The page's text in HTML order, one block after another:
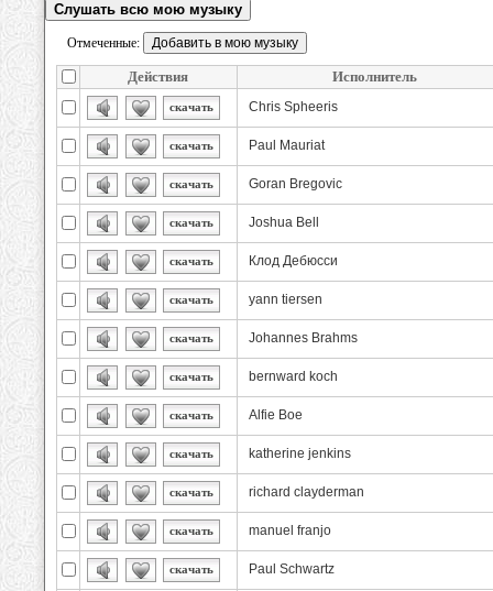
Слушать всю мою музыку
Отмеченные:
Действия Исполнитель
скачать Chris Spheeris
скачать Paul Mauriat
скачать Goran Bregovic
скачать Joshua Bell
скачать Клод Дебюсси
скачать yann tiersen
скачать Johannes Brahms
скачать bernward koch
скачать Alfie Boe
скачать katherine jenkins
скачать richard clayderman
скачать manuel franjo
скачать Paul Schwartz